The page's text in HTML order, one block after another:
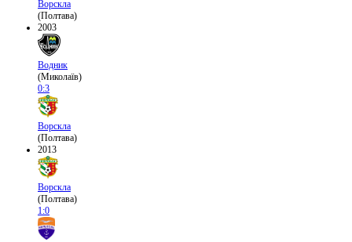
Ворскла
(Полтава)
2003
Водник
(Миколаїв)
0:3
Ворскла
(Полтава)
2013
Ворскла
(Полтава)
1:0